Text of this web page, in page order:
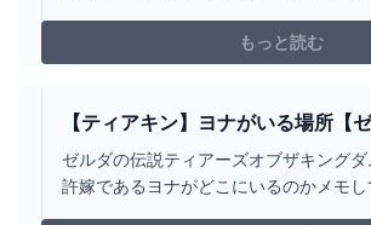
時はエラー発生で使用不能)時々、再現
BGMを流しながら配信します。【制作
もっと読む
【ティアキン】ヨナがいる場所【
ィアーズオブザキングダム】
ゼルダの伝説ティアーズオブザキング
許嫁であるヨナがどこにいるのかメモし